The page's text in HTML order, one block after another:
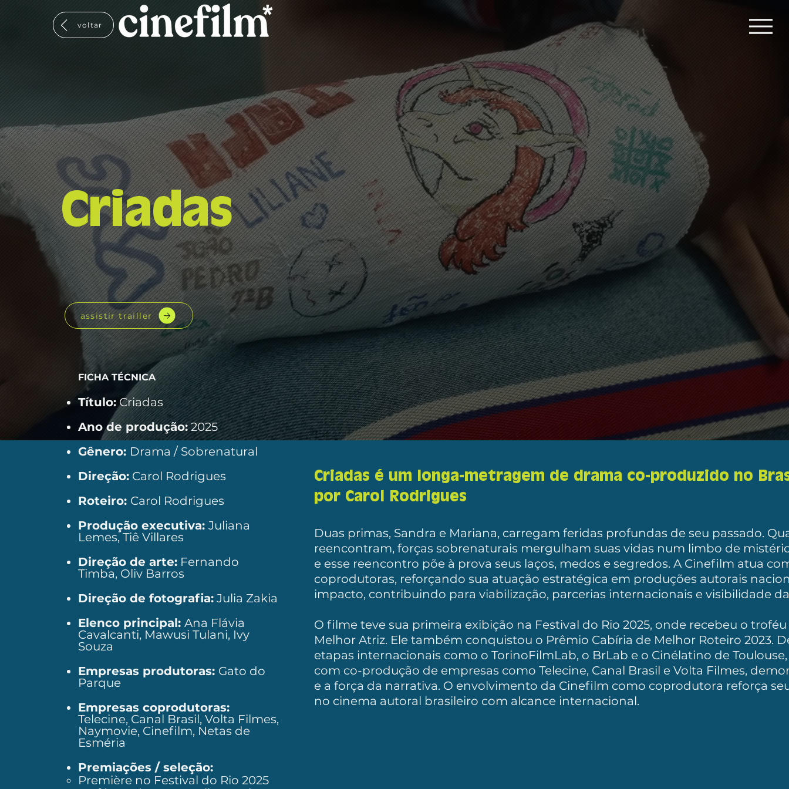
voltar
Criadas
assistir trailler
FICHA TÉCNICA
Título:Criadas
Ano de produção:2025
Gênero: Drama / Sobrenatural​
Direção: Carol Rodrigues
Roteiro: Carol Rodrigues
Produção executiva:Juliana
Lemes, Tiê Villares
Direção de arte: Fernando
Timba, Oliv Barros
Direção de fotografia: Julia Zakia
Elenco principal:Ana Flávia
Cavalcanti, Mawusi Tulani, Ivy
Souza​
Empresas produtoras: Gato do
Parque
Empresas coprodutoras:
Telecine, Canal Brasil, Volta Filmes,
Naymovie, Cinefilm, Netas de
Esméria
Premiações / seleção:
Première no Festival do Rio 2025
Criadas é um longa-metragem de drama co-produzido no
por Carol Rodrigues
Duas primas, Sandra e Mariana, carregam feridas profundas de seu passado.
reencontram, forças sobrenaturais mergulham suas vidas num limbo de
e esse reencontro põe à prova seus laços, medos e segredos. A Cinefilm atua
coprodutoras, reforçando sua atuação estratégica em produções autorais
impacto, contribuindo para viabilização, parcerias internacionais e visibilidade
O filme teve sua primeira exibição na Festival do Rio 2025, onde recebeu o
Melhor Atriz. Ele também conquistou o Prêmio Cabíria de Melhor Roteiro 2023.
etapas internacionais como o TorinoFilmLab, o BrLab e o Cinélatino de
com co-produção de empresas como Telecine, Canal Brasil e Volta Filmes,
e a força da narrativa. O envolvimento da Cinefilm como coprodutora reforça
no cinema autoral brasileiro com alcance internacional.